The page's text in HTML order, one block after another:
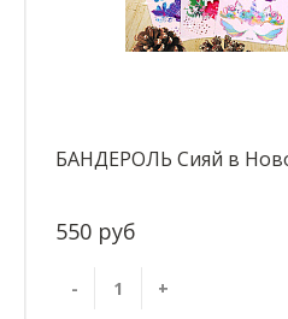
БАНДЕРОЛЬ Сияй в
550 руб
- +